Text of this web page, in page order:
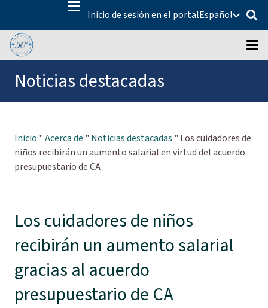
Inicio de sesión en el portalEspañol
Noticias destacadas
Inicio "Acerca de " Noticias destacadas " Los cuidadores de
niños recibirán un aumento salarial en virtud del acuerdo
presupuestario de CA
Los cuidadores de niños
recibirán un aumento salarial
gracias al acuerdo
presupuestario de CA